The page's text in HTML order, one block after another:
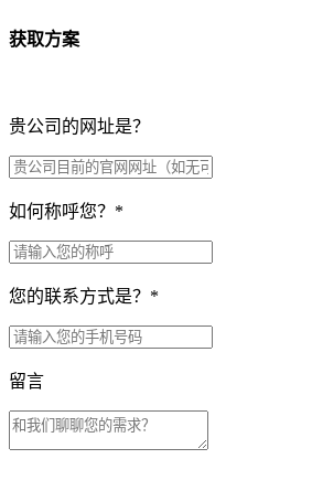
获取方案
贵公司的网址是？
如何称呼您？ *
您的联系方式是？ *
留言